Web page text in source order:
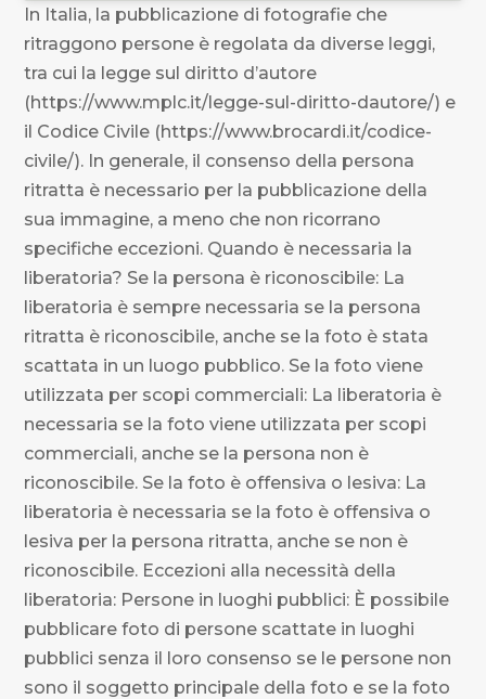
In Italia, la pubblicazione di fotografie che
ritraggono persone è regolata da diverse leggi,
tra cui la legge sul diritto d’autore
(https://www.mplc.it/legge-sul-diritto-dautore/) e
il Codice Civile (https://www.brocardi.it/codice-
civile/). In generale, il consenso della persona
ritratta è necessario per la pubblicazione della
sua immagine, a meno che non ricorrano
specifiche eccezioni. Quando è necessaria la
liberatoria? Se la persona è riconoscibile: La
liberatoria è sempre necessaria se la persona
ritratta è riconoscibile, anche se la foto è stata
scattata in un luogo pubblico. Se la foto viene
utilizzata per scopi commerciali: La liberatoria è
necessaria se la foto viene utilizzata per scopi
commerciali, anche se la persona non è
riconoscibile. Se la foto è offensiva o lesiva: La
liberatoria è necessaria se la foto è offensiva o
lesiva per la persona ritratta, anche se non è
riconoscibile. Eccezioni alla necessità della
liberatoria: Persone in luoghi pubblici: È possibile
pubblicare foto di persone scattate in luoghi
pubblici senza il loro consenso se le persone non
sono il soggetto principale della foto e se la foto